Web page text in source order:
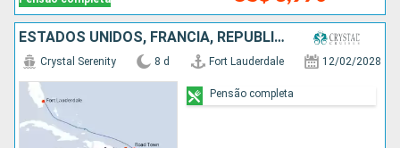
ESTADOS UNIDOS, FRANCIA, REPUBLICA DOMINICANA, PORTO RICO
Crystal Serenity 8 d Fort Lauderdale 12/02/2028
Pensão completa